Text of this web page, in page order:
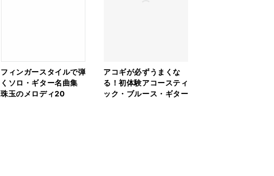
フィンガースタイルで弾
くソロ・ギター名曲集
珠玉のメロディ20
アコギが必ずうまくな
る！初体験アコースティ
ック・ブルース・ギター